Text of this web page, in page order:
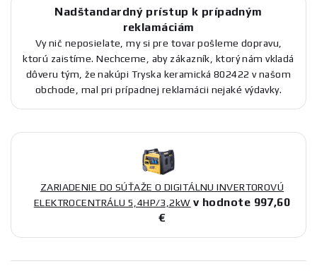
Nadštandardný prístup k prípadným
reklamáciám
Vy nič neposielate, my si pre tovar pošleme dopravu,
ktorú zaistíme. Nechceme, aby zákazník, ktorý nám vkladá
dôveru tým, že nakúpi Tryska keramická 802422 v našom
obchode, mal pri prípadnej reklamácii nejaké výdavky.
ZARIADENIE DO SÚŤAŽE O DIGITÁLNU INVERTOROVÚ
ELEKTROCENTRÁLU 5,4HP/3,2kW v hodnote 997,60
€